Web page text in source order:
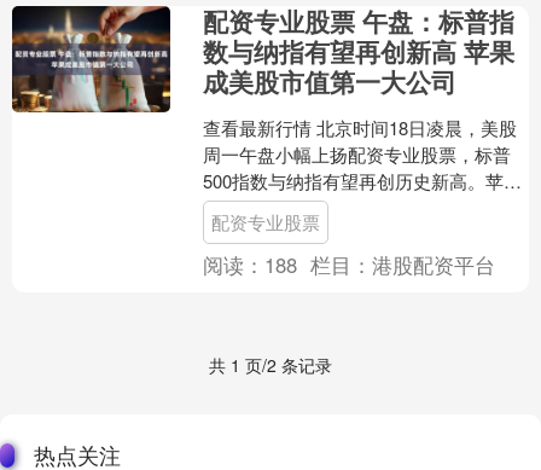
配资专业股票 午盘：标普指
数与纳指有望再创新高 苹果
成美股市值第一大公司
查看最新行情 北京时间18日凌晨，美股
周一午盘小幅上扬配资专业股票，标普
500指数与纳指有望再创历史新高。苹果
超过微软成为美股市值第一大公司。本
周美股交易时间将....
配资专业股票
阅读： 188 栏目：港股配资平台
共 1 页/2 条记录
热点关注